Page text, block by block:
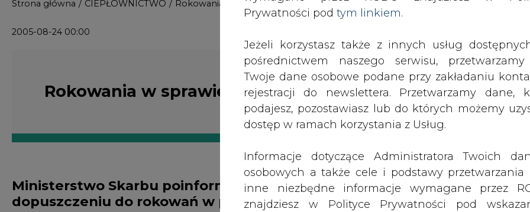
pośrednictwem naszego serwisu,
Twoje dane osobowe podane przy zakładaniu
rejestracji do newslettera. Przetwarzamy dane,
podajesz, pozostawiasz lub do których możemy
dostęp w ramach korzystania z Usług.
osobowych a także cele i podstawy przetwarzania
inne niezbędne informacje wymagane przez
znajdziesz w Polityce Prywatności pod
linkiem (tym linkiem). Dane zbierane na
2005-08-24 00:00 drukuj skomentuj
Rokowania w sprawie prywatyzacji WPEC
Ministerstwo Skarbu poinformowało, że podjęta została decyzja o
dopuszczeniu do rokowań w procesie prywatyzacji Wojewódzkiego
Przedsiębiorstwa Energetyki Cieplnej w Legnicy S.A. 6 firm.